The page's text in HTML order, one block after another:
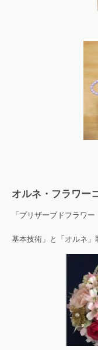
オルネ・フラワー
「プリザーブドフラワ
基本技術」と「オルネ」